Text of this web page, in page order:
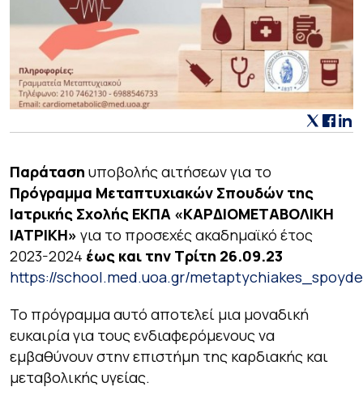
Παράταση υποβολής αιτήσεων για το
Πρόγραμμα Μεταπτυχιακών Σπουδών της
Ιατρικής Σχολής ΕΚΠΑ «ΚΑΡΔΙΟΜΕΤΑΒΟΛΙΚΗ
ΙΑΤΡΙΚΗ» για το προσεχές ακαδημαϊκό έτος
2023-2024 έως και την Τρίτη 26.09.23
https://school.med.uoa.gr/
Το πρόγραμμα αυτό αποτελεί μια μοναδική
ευκαιρία για τους ενδιαφερόμενους να
εμβαθύνουν στην επιστήμη της καρδιακής και
μεταβολικής υγείας.